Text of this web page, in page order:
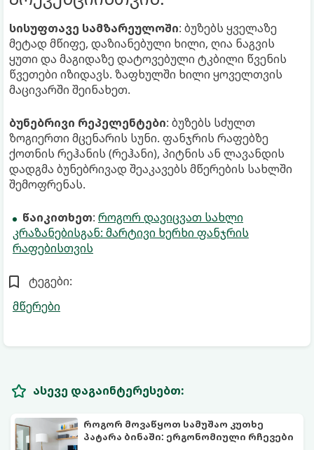
სისუფთავე სამზარეულოში: ბუზებს ყველაზე
მეტად მწიფე, დაზიანებული ხილი, ღია ნაგვის
ყუთი და მაგიდაზე დატოვებული ტკბილი წვენის
წვეთები იზიდავს. ზაფხულში ხილი ყოველთვის
მაცივარში შეინახეთ.
ბუნებრივი რეპელენტები: ბუზებს სძულთ
ზოგიერთი მცენარის სუნი. ფანჯრის რაფებზე
ქოთნის რეჰანის (რეჰანი), პიტნის ან ლავანდის
დადგმა ბუნებრივად შეაკავებს მწერების სახლში
შემოფრენას.
წაიკითხეთ: როგორ დავიცვათ სახლი
კრაზანებისგან: მარტივი ხერხი ფანჯრის
რაფებისთვის
ტეგები:
მწერები
ასევე დაგაინტერესებთ:
როგორ მოვაწყოთ სამუშაო კუთხე
პატარა ბინაში: ერგონომიული რჩევები